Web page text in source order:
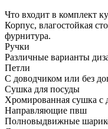
Что входит в комплект
Корпус, влагостойкая
фурнитура.
Ручки
Различные варианты
Петли
С доводчиком или без
Сушка для посуды
Хромированная сушка
Направляющие пвш
Полновыдвижные